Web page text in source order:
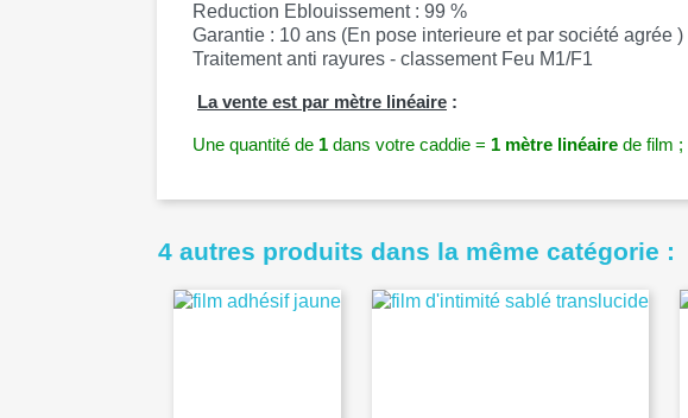
Reduction Eblouissement : 99 %
Garantie : 10 ans (En pose interieure et par société agrée )
Traitement anti rayures - classement Feu M1/F1
La vente est par mètre linéaire :
Une quantité de 1 dans votre caddie = 1 mètre linéaire de film ;
4 autres produits dans la même catégorie :